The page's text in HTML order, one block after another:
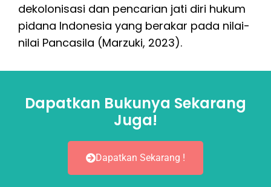
dekolonisasi dan pencarian jati diri hukum
pidana Indonesia yang berakar pada nilai-
nilai Pancasila (Marzuki, 2023).
Dapatkan Bukunya Sekarang
Juga!
Dapatkan Sekarang !